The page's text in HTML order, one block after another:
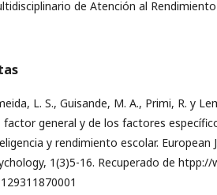
de Atención al
L. S., Guisande, M. A., Primi, R. y
factor general y de los factores
y rendimiento escolar. European
1(3)5-16. Recuperado de